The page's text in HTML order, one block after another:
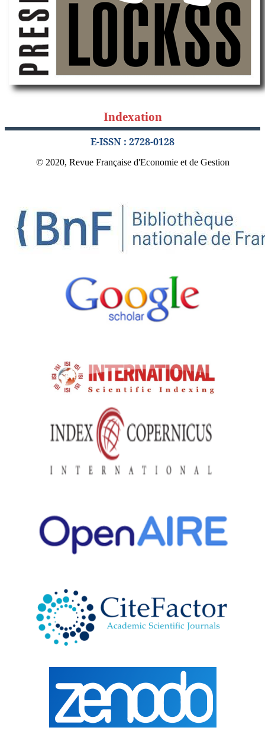
Indexation
E-ISSN : 2728-0128
© 2020, Revue Française d'Economie et de Gestion